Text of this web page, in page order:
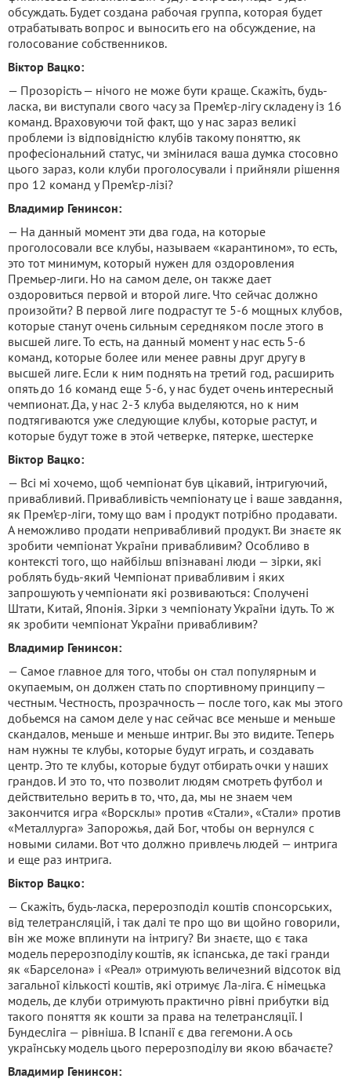
обсуждать. Будет создана рабочая группа, которая будет
отрабатывать вопрос и выносить его на обсуждение, на
голосование собственников.
Віктор Вацко:
— Прозорість — нічого не може бути краще. Скажіть, будь-
ласка, ви виступали свого часу за Прем’єр-лігу складену із 16
команд. Враховуючи той факт, що у нас зараз великі
проблеми із відповідністю клубів такому поняттю, як
професіональний статус, чи змінилася ваша думка стосовно
цього зараз, коли клуби проголосували і прийняли рішення
про 12 команд у Прем’єр-лізі?
Владимир Генинсон:
— На данный момент эти два года, на которые
проголосовали все клубы, называем «карантином», то есть,
это тот минимум, который нужен для оздоровления
Премьер-лиги. Но на самом деле, он также дает
оздоровиться первой и второй лиге. Что сейчас должно
произойти? В первой лиге подрастут те 5-6 мощных клубов,
которые станут очень сильным середняком после этого в
высшей лиге. То есть, на данный момент у нас есть 5-6
команд, которые более или менее равны друг другу в
высшей лиге. Если к ним поднять на третий год, расширить
опять до 16 команд еще 5-6, у нас будет очень интересный
чемпионат. Да, у нас 2-3 клуба выделяются, но к ним
подтягиваются уже следующие клубы, которые растут, и
которые будут тоже в этой четверке, пятерке, шестерке
Віктор Вацко:
— Всі мі хочемо, щоб чемпіонат був цікавий, інтригуючий,
привабливий. Привабливість чемпіонату це і ваше завдання,
як Прем’єр-ліги, тому що вам і продукт потрібно продавати.
А неможливо продати непривабливий продукт. Ви знаєте як
зробити чемпіонат України привабливим? Особливо в
контексті того, що найбільш впізнавані люди — зірки, які
роблять будь-який Чемпіонат привабливим і яких
запрошують у чемпіонати які розвиваються: Сполучені
Штати, Китай, Японія. Зірки з чемпіонату України ідуть. То ж
як зробити чемпіонат України привабливим?
Владимир Генинсон:
— Самое главное для того, чтобы он стал популярным и
окупаемым, он должен стать по спортивному принципу —
честным. Честность, прозрачность — после того, как мы этого
добьемся на самом деле у нас сейчас все меньше и меньше
скандалов, меньше и меньше интриг. Вы это видите. Теперь
нам нужны те клубы, которые будут играть, и создавать
центр. Это те клубы, которые будут отбирать очки у наших
грандов. И это то, что позволит людям смотреть футбол и
действительно верить в то, что, да, мы не знаем чем
закончится игра «Ворсклы» против «Стали», «Стали» против
«Металлурга» Запорожья, дай Бог, чтобы он вернулся с
новыми силами. Вот что должно привлечь людей — интрига
и еще раз интрига.
Віктор Вацко:
— Скажіть, будь-ласка, перерозподіл коштів спонсорських,
від телетрансляцій, і так далі те про що ви щойно говорили,
він же може вплинути на інтригу? Ви знаєте, що є така
модель перерозподілу коштів, як іспанська, де такі гранди
як «Барселона» і «Реал» отримують величезний відсоток від
загальної кількості коштів, які отримує Ла-ліга. Є німецька
модель, де клуби отримують практично рівні прибутки від
такого поняття як кошти за права на телетрансляції. І
Бундесліга — рівніша. В Іспанії є два гегемони. А ось
українську модель цього перерозподілу ви якою вбачаєте?
Владимир Генинсон: